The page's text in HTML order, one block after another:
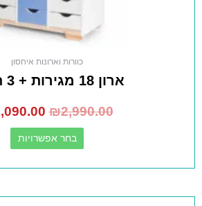
כוורות וארונות איחסון
ארון 18 מגירות + 3 תאים
₪2,990.00
בחר אפשרויות